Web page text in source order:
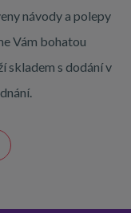
návody a polepy
Vám bohatou
skladem s dodání v